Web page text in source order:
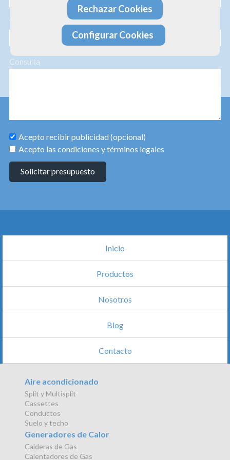
Teléfono
Consulta
Acepto recibir publicidad (opcional)
Acepto las condiciones y términos legales
Solicitar presupuesto
Inicio
Productos
Nosotros
Blog
Contacto
Aire acondicionado
Split y Multisplit
Cassettes
Conductos
Suelo y techo
Generadores de Calor
Calderas de Gas
Calentadores de Gas
Rechazar Cookies
Configurar Cookies